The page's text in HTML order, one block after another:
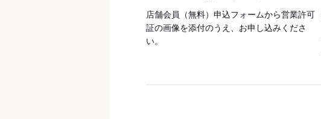
店舗会員（無料）申込フォームから営業許可
証の画像を添付のうえ、お申し込みくださ
い。